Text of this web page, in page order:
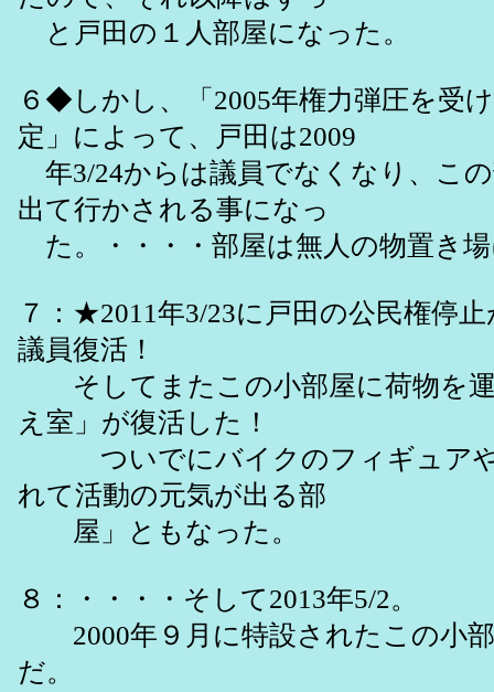
と戸田の１人部屋になった。
６◆しかし、「2005年権力弾圧を受
定」によって、戸田は2009
年3/24からは議員でなくなり、こ
出て行かされる事になっ
た。・・・・部屋は無人の物置き
７：★2011年3/23に戸田の公民権停
議員復活！
そしてまたこの小部屋に荷物を運
え室」が復活した！
ついでにバイクのフィギュアや
れて活動の元気が出る部
屋」ともなった。
８：・・・・そして2013年5/2。
2000年９月に特設されたこの小部
だ。